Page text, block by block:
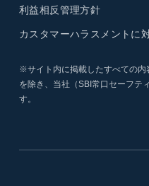
利益相反管理方針
カスタマーハラスメントに
※サイト内に掲載したすべての内
を除き、当社（SBI常口セーフテ
す。